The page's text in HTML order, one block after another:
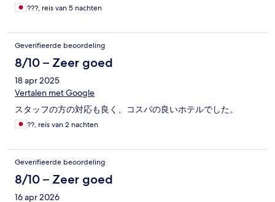
???, reis van 5 nachten
Geverifieerde beoordeling
8/10 – Zeer goed
18 apr 2025
Vertalen met Google
スタッフの方の対応も良く、コスパの良いホテルでした。
??, reis van 2 nachten
Geverifieerde beoordeling
8/10 – Zeer goed
16 apr 2026